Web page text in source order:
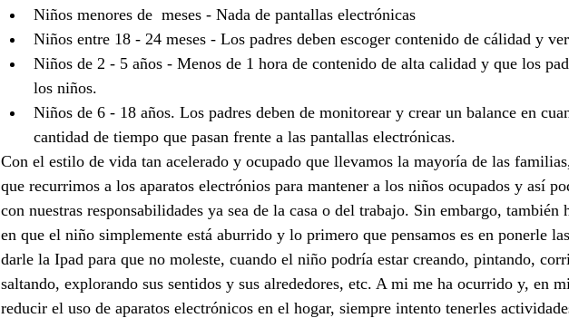
Niños menores de  meses - Nada de pantallas electrónicas
Niños entre 18 - 24 meses - Los padres deben escoger contenido de cálidad y
Niños de 2 - 5 años - Menos de 1 hora de contenido de alta calidad y que los
los niños.
Niños de 6 - 18 años. Los padres deben de monitorear y crear un balance en
cantidad de tiempo que pasan frente a las pantallas electrónicas.
Con el estilo de vida tan acelerado y ocupado que llevamos la mayoría de las
que recurrimos a los aparatos electrónios para mantener a los niños ocupados y así
con nuestras responsabilidades ya sea de la casa o del trabajo. Sin embargo, también
en que el niño simplemente está aburrido y lo primero que pensamos es en ponerle
darle la Ipad para que no moleste, cuando el niño podría estar creando, pintando,
saltando, explorando sus sentidos y sus alrededores, etc. A mi me ha ocurrido y, en
reducir el uso de aparatos electrónicos en el hogar, siempre intento tenerles